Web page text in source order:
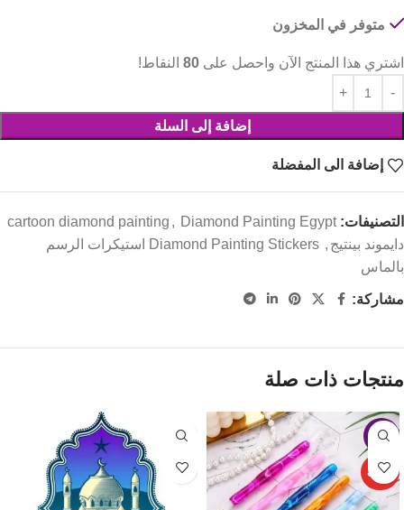
متوفر في المخزون
اشتري هذا المنتج الآن واحصل على 80 النقاط!
إضافة إلى السلة
إضافة الى المفضلة
التصنيفات: cartoon diamond painting , Diamond Painting Egypt
دايموند بينتيج ,
Diamond Painting Stickers استيكرات الرسم
بالماس
مشاركة:
منتجات ذات صلة
-4%
حصري